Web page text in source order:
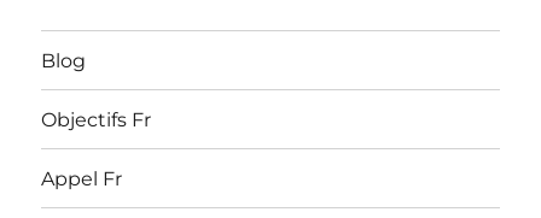
Blog
Objectifs Fr
Appel Fr